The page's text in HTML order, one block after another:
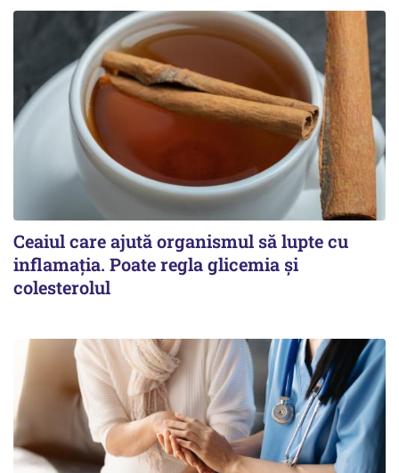
Ceaiul care ajută organismul să lupte cu
inflamația. Poate regla glicemia și
colesterolul